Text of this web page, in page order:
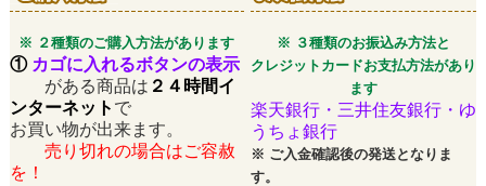
※ ２種類のご購入方法があります
※ ３種類のお振込み方法と
クレジットカードお支払方法があり
ます
① カゴに入れるボタンの表示
がある商品は ２４時間イ
ンターネット で
お買い物が出来ます。
売り切れの場合はご容赦
を！
楽天銀行・三井住友銀行・ゆ
うちょ銀行
※ ご入金確認後の発送となりま
す。